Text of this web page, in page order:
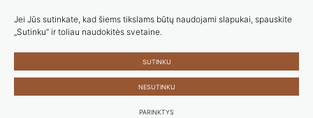
Duomenų apsauga
© 2023 Visos teisės saugomos
Jei Jūs sutinkate, kad šiems tikslams būtų naudojami slapukai, spauskite
„Sutinku“ ir toliau naudokitės svetaine.
SUTINKU
NESUTINKU
PARINKTYS